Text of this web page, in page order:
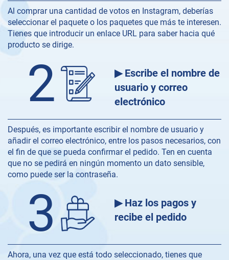
Al comprar una cantidad de votos en Instagram, deberías
seleccionar el paquete o los paquetes que más te interesen.
Tienes que introducir un enlace URL para saber hacia qué
producto se dirige.
2
▶ Escribe el nombre de
usuario y correo
electrónico
Después, es importante escribir el nombre de usuario y
añadir el correo electrónico, entre los pasos necesarios, con
el fin de que se pueda confirmar el pedido. Ten en cuenta
que no se pedirá en ningún momento un dato sensible,
como puede ser la contraseña.
3
▶ Haz los pagos y
recibe el pedido
Ahora, una vez que está todo seleccionado, tienes que